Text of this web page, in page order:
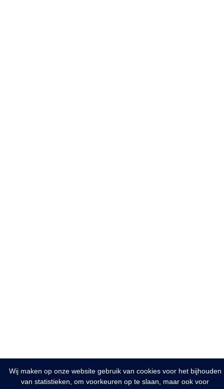
Wij maken op onze website gebruik van cookies voor het bijhouden
van statistieken, om voorkeuren op te slaan, maar ook voor